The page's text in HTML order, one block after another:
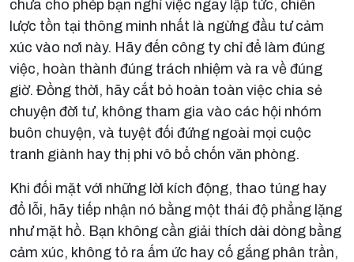
chưa cho phép bạn nghỉ việc ngay lập tức, chiến
lược tồn tại thông minh nhất là ngừng đầu tư cảm
xúc vào nơi này. Hãy đến công ty chỉ để làm đúng
việc, hoàn thành đúng trách nhiệm và ra về đúng
giờ. Đồng thời, hãy cắt bỏ hoàn toàn việc chia sẻ
chuyện đời tư, không tham gia vào các hội nhóm
buôn chuyện, và tuyệt đối đứng ngoài mọi cuộc
tranh giành hay thị phi vô bổ chốn văn phòng.
Khi đối mặt với những lời kích động, thao túng hay
đổ lỗi, hãy tiếp nhận nó bằng một thái độ phẳng lặng
như mặt hồ. Bạn không cần giải thích dài dòng bằng
cảm xúc, không tỏ ra ấm ức hay cố gắng phân trần,